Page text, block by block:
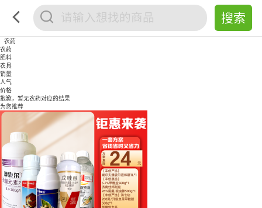
农药
农药
肥料
农具
销量
人气
价格
抱歉，暂无农药对应的结果
为您推荐